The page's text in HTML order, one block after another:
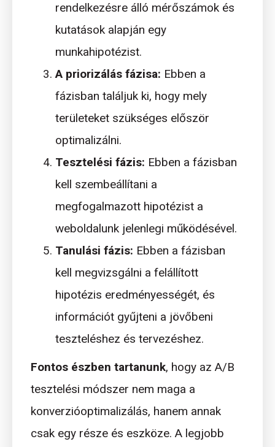
rendelkezésre álló mérőszámok és
kutatások alapján egy
munkahipotézist.
A priorizálás fázisa: Ebben a
fázisban találjuk ki, hogy mely
területeket szükséges először
optimalizálni.
Tesztelési fázis: Ebben a fázisban
kell szembeállítani a
megfogalmazott hipotézist a
weboldalunk jelenlegi működésével.
Tanulási fázis: Ebben a fázisban
kell megvizsgálni a felállított
hipotézis eredményességét, és
információt gyűjteni a jövőbeni
teszteléshez és tervezéshez.
Fontos észben tartanunk, hogy az A/B
tesztelési módszer nem maga a
konverzióoptimalizálás, hanem annak
csak egy része és eszköze. A legjobb